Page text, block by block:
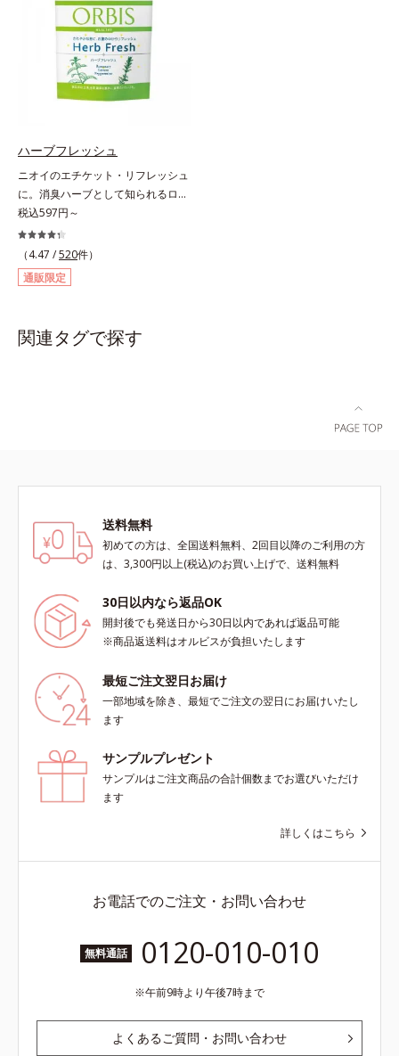
た細かいアレンジをしやすくするた
め、持ち手の長さとハケを短くして
爪への距離が近くなるよう工夫して
います。ネイルケア成分を6種(*2)
も配合し、爪をいたわる仕様です。
質感によって異なる魅力を楽しめる
る「ベースコート」と組み合わせる
ことで、いろいろな表情を楽しめま
す。*1 見たままの発色が叶う処方
＝ジメチコン、ステアロイルグルタ
ミン酸2Na、水酸化Al *2 レモング
ラス葉/茎エキス、マンダリンオレ
ンジ果皮エキス、センチフォリアバ
ラ花エキス、セイヨウミザクラ果実
花エキス（すべて保湿成分）
ハーブフレッシュ
ニオイのエチケット・リフレッシュ
に。消臭ハーブとして知られるロー
ズマリー抽出物に、ペパーミントオ
イル、レモンオイルを加えた3つの
成分の働きで、臭いをカバー。レモ
ンとミントが香るさわやかな息が続
きます。
税込597円～
（4.47 /520件）
通販限定
関連タグで探す
送料無料
初めての方は、全国送料無料、2回目以降のご利用の方
は、3,300円以上(税込)のお買い上げで、送料無料
30日以内なら返品OK
開封後でも発送日から30日以内であれば返品可能
※商品返送料はオルビスが負担いたします
最短ご注文翌日お届け
一部地域を除き、最短でご注文の翌日にお届けいたし
ます
サンプルプレゼント
サンプルはご注文商品の合計個数までお選びいただけ
ます
詳しくはこちら
お電話でのご注文・お問い合わせ
無料通話 0120-010-010
午前9時より午後7時まで
よくあるご質問・お問い合わせ